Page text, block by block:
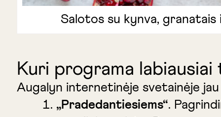
Salotos su kynva,
Kuri programa labiausiai
Augalyn internetinėje svetainėje
„Pradedantiesiems“.